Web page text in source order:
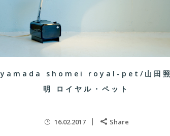
yamada shomei royal-pet/山田照
明 ロイヤル・ペット
16.02.2017 Share